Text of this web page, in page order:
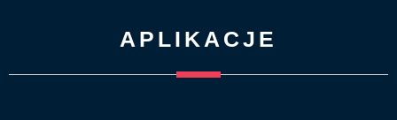
APLIKACJE